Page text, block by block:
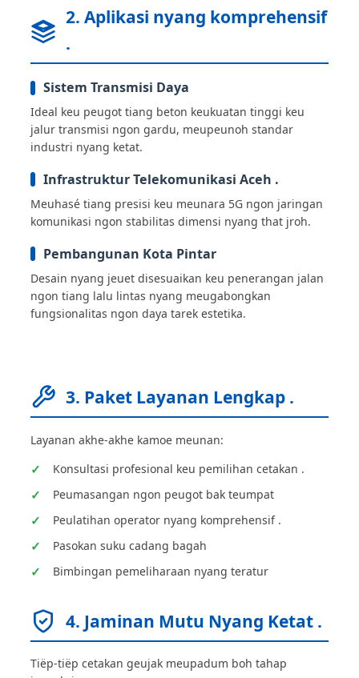
2. Aplikasi nyang komprehensif
.
Sistem Transmisi Daya
Ideal keu peugot tiang beton keukuatan tinggi keu
jalur transmisi ngon gardu, meupeunoh standar
industri nyang ketat.
Infrastruktur Telekomunikasi Aceh .
Meuhasé tiang presisi keu meunara 5G ngon jaringan
komunikasi ngon stabilitas dimensi nyang that jroh.
Pembangunan Kota Pintar
Desain nyang jeuet disesuaikan keu penerangan jalan
ngon tiang lalu lintas nyang meugabongkan
fungsionalitas ngon daya tarek estetika.
3. Paket Layanan Lengkap .
Layanan akhe-akhe kamoe meunan:
Konsultasi profesional keu pemilihan cetakan .
Peumasangan ngon peugot bak teumpat
Peulatihan operator nyang komprehensif .
Pasokan suku cadang bagah
Bimbingan pemeliharaan nyang teratur
4. Jaminan Mutu Nyang Ketat .
Tiëp-tiëp cetakan geujak meupadum boh tahap